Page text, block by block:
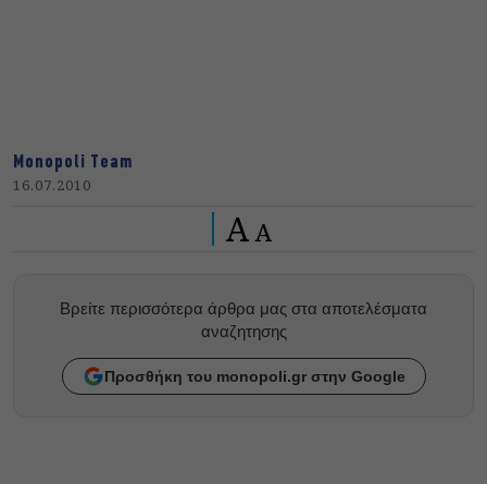
Monopoli Team
16.07.2010
A A
Βρείτε περισσότερα άρθρα μας στα αποτελέσματα
αναζητησης
Προσθήκη του monopoli.gr στην Google